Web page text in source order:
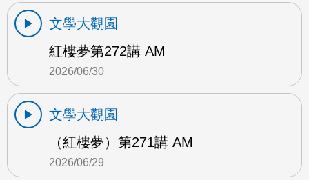
文學大觀園
紅樓夢第272講 AM
2026/06/30
文學大觀園
（紅樓夢）第271講 AM
2026/06/29